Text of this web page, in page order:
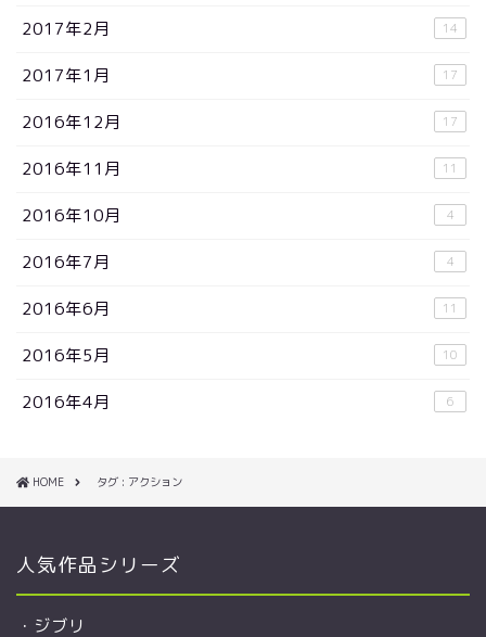
2017年2月 14
2017年1月 17
2016年12月 17
2016年11月 11
2016年10月 4
2016年7月 4
2016年6月 11
2016年5月 10
2016年4月 6
HOME タグ : アクション
人気作品シリーズ
・ ジブリ